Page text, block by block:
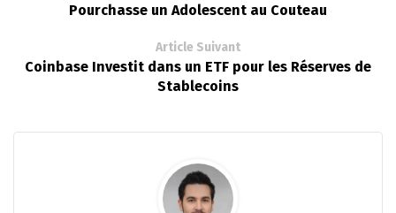
Pourchasse un Adolescent au Couteau
Article Suivant
Coinbase Investit dans un ETF pour les Réserves de
Stablecoins